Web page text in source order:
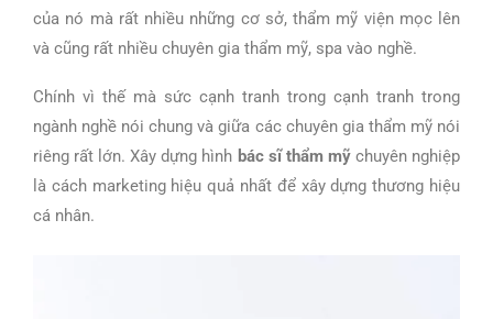
của nó mà rất nhiều những cơ sở, thẩm mỹ viện mọc lên
và cũng rất nhiều chuyên gia thẩm mỹ, spa vào nghề.
Chính vì thế mà sức cạnh tranh trong cạnh tranh trong
ngành nghề nói chung và giữa các chuyên gia thẩm mỹ nói
riêng rất lớn.Xây dựng hình bác sĩ thẩm mỹchuyên nghiệp
là cách marketing hiệu quả nhất để xây dựng thương hiệu
cá nhân.